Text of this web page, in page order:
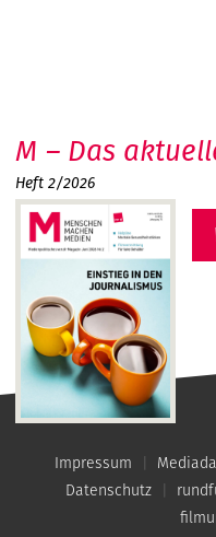
MMM - Menschen
M – Das
Heft 2/2026
Impressum
Datenschutz